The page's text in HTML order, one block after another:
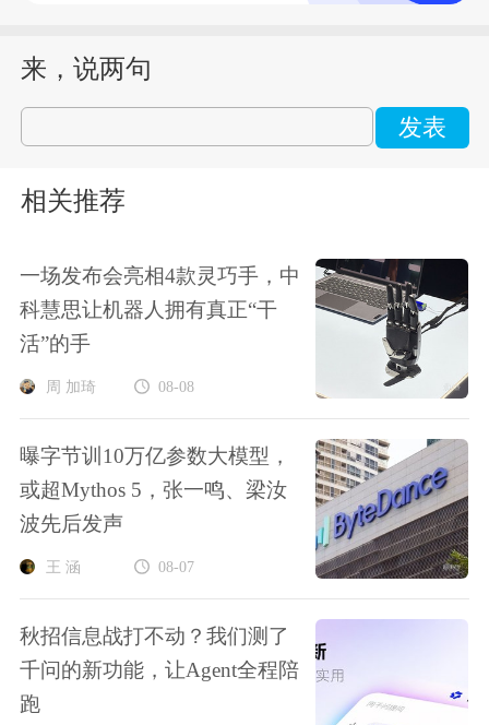
来，说两句
发表
相关推荐
一场发布会亮相4款灵巧手，中
科慧思让机器人拥有真正“干
活”的手
周 加琦 08-08
曝字节训10万亿参数大模型，
或超Mythos 5，张一鸣、梁汝
波先后发声
王 涵 08-07
秋招信息战打不动？我们测了
千问的新功能，让Agent全程陪
跑